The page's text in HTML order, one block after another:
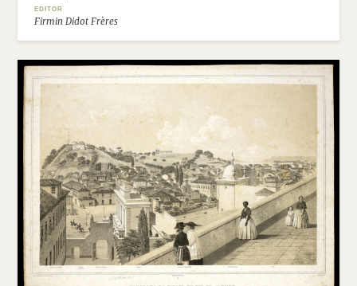
EDITOR
Firmin Didot Frères